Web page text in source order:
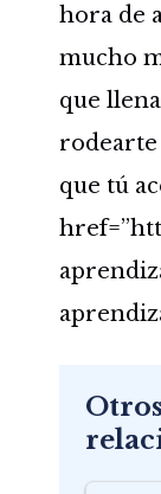
hora de
mucho
que
rodearte
que tú